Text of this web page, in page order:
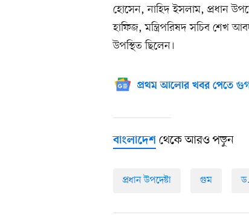
হোসেন, নাহিদ ইসলাম, প্রধান
হাফিজ, মন্ত্রিপরিষদ সচিব শেখ
উপস্থিত ছিলেন।
প্রথম আলোর খবর পেতে
বাংলাদেশ থেকে আরও পড়ুন
প্রধান উপদেষ্টা গুম